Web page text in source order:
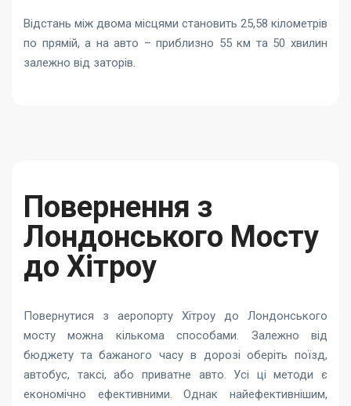
Відстань між двома місцями становить 25,58 кілометрів
по прямій, а на авто – приблизно 55 км та 50 хвилин
залежно від заторів.
Повернення з
Лондонського Мосту
до Хітроу
Повернутися з аеропорту Хітроу до Лондонського
мосту можна кількома способами. Залежно від
бюджету та бажаного часу в дорозі оберіть поїзд,
автобус, таксі, або приватне авто. Усі ці методи є
економічно ефективними. Однак найефективнішим,